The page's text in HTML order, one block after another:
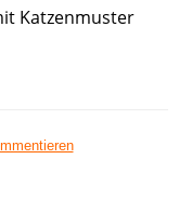
Katzenmuster